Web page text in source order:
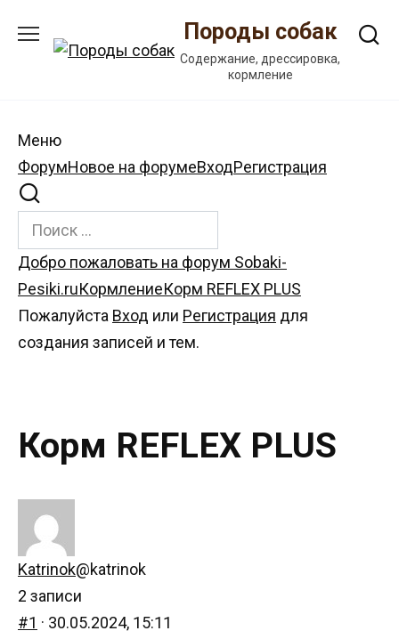
содержанию
Породы собак
Содержание, дрессировка,
кормление
Меню
Навигация
Форума
ФорумНовое на форумеВходРегистрация
Форум
breadcrumbs
-
Вы
Добро пожаловать на форум Sobaki-
Pesiki.ruКормлениеКорм REFLEX PLUS
Пожалуйста Вход или Регистрация для
создания записей и тем.
Корм REFLEX PLUS
Katrinok@katrinok
2 записи
#1 · 30.05.2024, 15:11